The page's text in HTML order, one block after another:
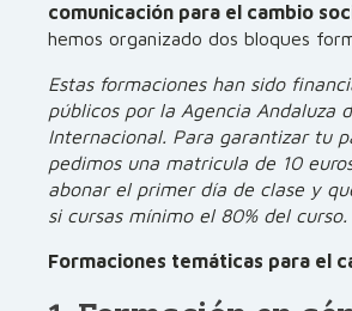
comunicación para el cambio
hemos organizado dos bloques
Estas formaciones han sido
públicos por la Agencia Andaluza
Internacional. Para garantizar tu
pedimos una matricula de 10
abonar el primer día de clase y
si cursas mínimo el 80% del curso.
Formaciones temáticas para el